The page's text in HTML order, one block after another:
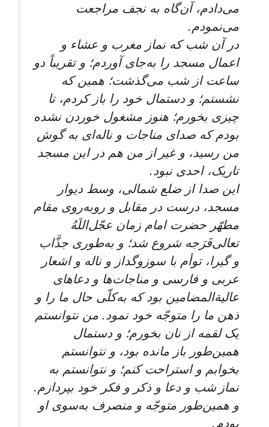
می‌دادم، آن‌گاه به نجف مراجعت
می‌نمودم.
در آن شب که نماز مغرب و عشاء و
اعمال مسجد را به‌جای آوردم؛ و تقریباً دو
ساعت از شب می‌گذشت؛ همین که
نشستم؛ و دستمال خود را باز کردم، تا
چیزی بخورم؛ هنوز مشغول خوردن نشده
بودم که صدای مناجات و ناله‌ای به گوش
من رسید، و غیر از من هم در این مسجد
تاریک، احدی نبود.
این صدا از ضلع شمالی، وسط دیوار
مسجد، درست در مقابل و روبه‌روی مقام
مطهّر حضرت امام زمان عجّل‌اللَهُ
تعالی‌فَرَجه شروع شد؛ و به‌طوری جذَّاب
و گیرا، توأم با سوزوگداز و ناله و اشعار
عربی و فارسی و مناجات‌ها و دعاهای
عالیةالمضامین بود که به‌کلّی حال ما را و
ذهن ما را متوجّه خود نمود. من نتوانستم
یک لقمه از نان بخورم؛ و دستمال
همین‌طور باز مانده بود، و نتوانستم
بخوابم و استراحت کنم؛ و نتوانستم به
نماز شب و دعا و ذکر و فکر خود بپردازم.
و همین‌طور متوجّه و منصرف به‌سوی او
بودم.